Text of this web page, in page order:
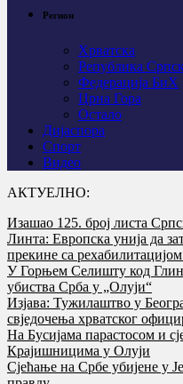
Регион
Хрватска
Република
Федерација БиХ
Црна Гора
Остало
Дијаспора
Спорт
Видео
АКТУЕЛНО:
Изашао 125. број листа
Линта: Европска унија да
прекине са
У Горњем Селишту код
убиства Срба у „Олуји“
Изјава: Тужилаштво у
свједочења хрватског
На Бусијама парастосом и
Крајишницима у Олуји
Сјећање на Србе убијене у